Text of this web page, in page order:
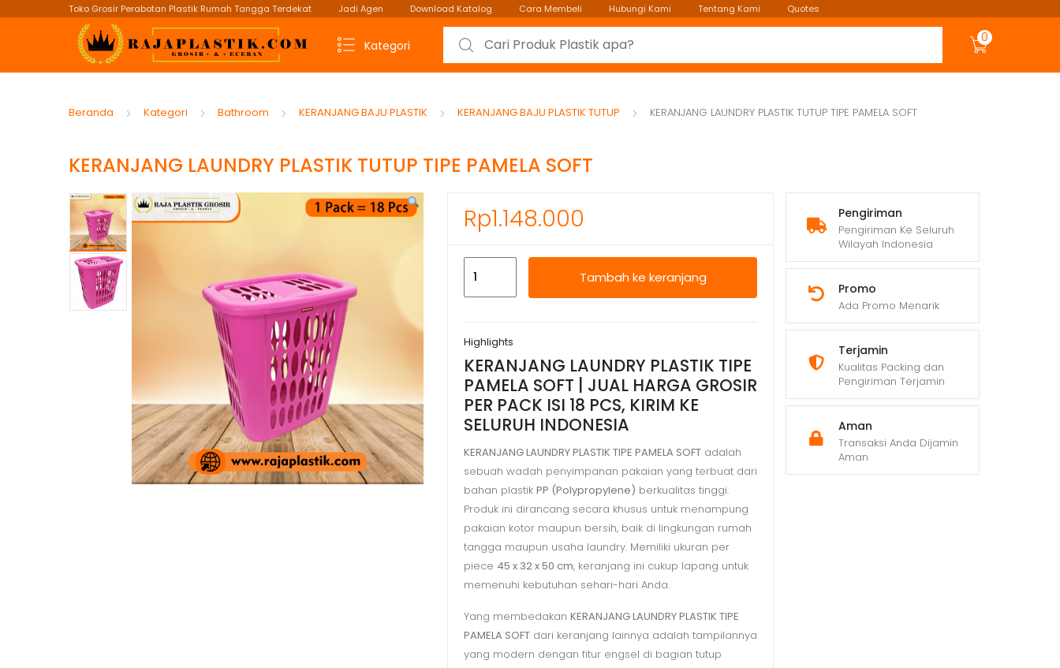
Toko Grosir Perabotan Plastik Rumah Tangga Terdekat Jadi Agen Download Katalog Cara Membeli Hubungi Kami Tentang Kami Quotes
Kategori
Search for: 0
Beranda Kategori Bathroom KERANJANG BAJU PLASTIK KERANJANG BAJU PLASTIK TUTUP KERANJANG LAUNDRY PLASTIK TUTUP TIPE PAMELA SOFT
KERANJANG LAUNDRY PLASTIK TUTUP TIPE PAMELA SOFT
Pengiriman
Pengiriman Ke Seluruh
Wilayah Indonesia
Promo
Ada Promo Menarik
Terjamin
Kualitas Packing dan
Pengiriman Terjamin
Aman
Transaksi Anda Dijamin
Aman
Rp1.148.000
TUTUP
TIPE
PAMELA
SOFT
Tambah ke keranjang
Highlights
KERANJANG LAUNDRY PLASTIK TIPE
PAMELA SOFT | JUAL HARGA GROSIR
PER PACK ISI 18 PCS, KIRIM KE
SELURUH INDONESIA
KERANJANG LAUNDRY PLASTIK TIPE PAMELA SOFT adalah
sebuah wadah penyimpanan pakaian yang terbuat dari
bahan plastik PP (Polypropylene) berkualitas tinggi.
Produk ini dirancang secara khusus untuk menampung
pakaian kotor maupun bersih, baik di lingkungan rumah
tangga maupun usaha laundry. Memiliki ukuran per
piece 45 x 32 x 50 cm, keranjang ini cukup lapang untuk
memenuhi kebutuhan sehari-hari Anda.
Yang membedakan KERANJANG LAUNDRY PLASTIK TIPE
PAMELA SOFT dari keranjang lainnya adalah tampilannya
yang modern dengan fitur engsel di bagian tutup